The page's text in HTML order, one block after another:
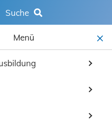
der Bauwirtschaft
GmbH
mobiles
Suche
Menü